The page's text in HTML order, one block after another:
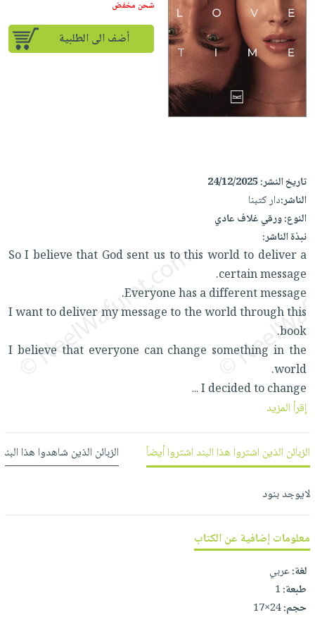
إختياراتنا
كتب
أكاديمية
صندوق
القراءة
English
iKitab
بلا
حدود
يتكرر
طرحها
على
Android
تحميل
iKitab
على
Apple
أسئلة
يتكرر
طرحها
تحميل
masmu3
على
على
Apple
المواضيع
الأكثر
مبيعاً
وسائل
جوائز
تعليمية
الصحة
والعناية
الشخصية
جديد
العناية
الشخصية
العناية
وتصفيف
الشعر
العناية
بالجسم
العناية
بالأسنان
الحمية
والتغذية
والسفرة
جديد
الكل
أواني
الطهي
أدوات
الخبز
أدوات
المائدة
الأوعية
والتخزين
أدوات
المطبخ
متجر
الهدايا
أقسام
الأكثر
مبيعاً
العودة
للمدارس
اكسسوارات
اكسسوارات
منزلية
اكسسوارات
ملابس
مطرزات
حقائب
حلي
عناية
شحن
مجاني
بنود
مختارة
اشتراكات
الاشتراكات
صندوق
حدود
بحث
متقدم
نيل
وفرات
الشركة
سياسة
حسابك
لائحة
شحن مخفض
أضف الى الطلبية
تاريخ النشر:24/12/2025
الناشر:دار كتبنا
النوع:ورقي غلاف عادي
نبذة الناشر:
So I believe that God sent us to this world to deliver a
certain message.
Everyone has a different message.
I want to deliver my message to the world through this
book.
I believe that everyone can change something in the
world.
I decided to change
...
إقرأ المزيد
الزبائن الذين اشتروا هذا البند اشتروا أيضاً الزبائن الذين شاهدوا هذا
لايوجد بنود
معلومات إضافية عن الكتاب
لغة:عربي
طبعة:1
حجم:24×17